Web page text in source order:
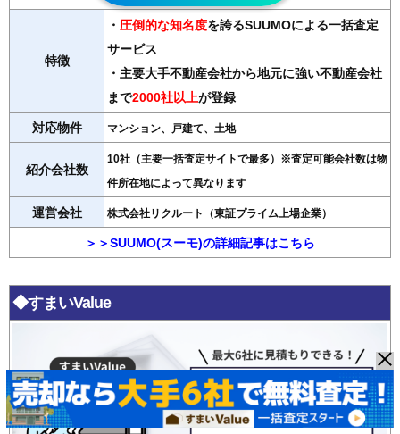
特徴
・ 圧倒的な知名度を誇るSUUMOによる一括査定
サービス
・主要大手不動産会社から地元に強い不動産会社
まで2000社以上が登録
対応物件 マンション、戸建て、土地
紹介会社数
10社（主要一括査定サイトで最多）※査定可能会社数は物
件所在地によって異なります
運営会社 株式会社リクルート（東証プライム上場企業）
＞＞SUUMO(スーモ)の詳細記事はこちら
◆すまいValue